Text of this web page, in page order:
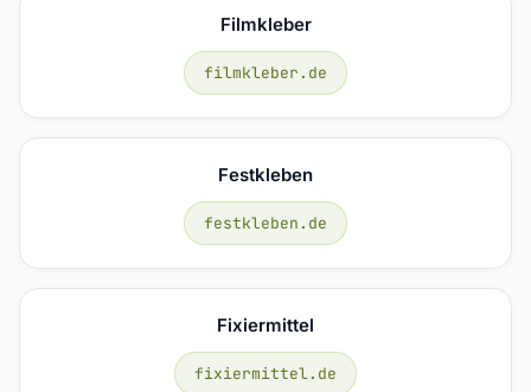
Filmkleber
filmkleber.de
Festkleben
festkleben.de
Fixiermittel
fixiermittel.de